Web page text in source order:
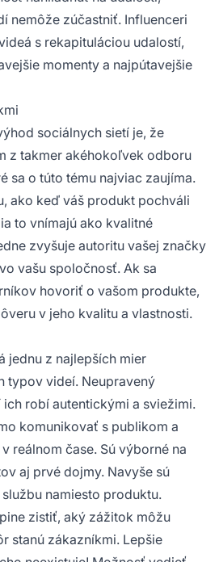
nemôže zúčastniť. Influenceri
s rekapituláciou udalostí,
momenty a najpútavejšie
sociálnych sietí je, že
z takmer akéhokoľvek odboru
sa o túto tému najviac zaujíma.
ako keď váš produkt pochváli
to vnímajú ako kvalitné
zvyšuje autoritu vašej značky
vašu spoločnosť. Ak sa
hovoriť o vašom produkte,
v jeho kvalitu a vlastnosti.
jednu z najlepších mier
typov videí. Neupravený
robí autentickými a sviežimi.
komunikovať s publikom a
reálnom čase. Sú výborné na
aj prvé dojmy. Navyše sú
namiesto produktu.
zistiť, aký zážitok môžu
stanú zákazníkmi. Lepšie